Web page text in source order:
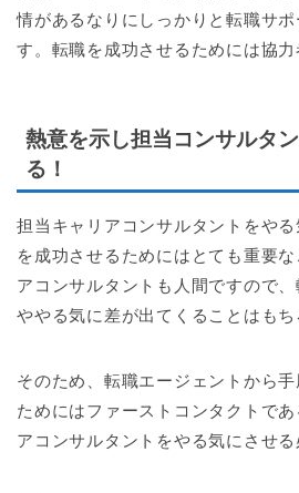
情があるなりにしっかりと転職サ
す。転職を成功させるためには協力
熱意を示し担当コンサルタ
る！
担当キャリアコンサルタントをや
を成功させるためにはとても重要
アコンサルタントも人間ですので
ややる気に差が出てくることはもち
そのため、転職エージェントから
ためにはファーストコンタクトで
アコンサルタントをやる気にさせる